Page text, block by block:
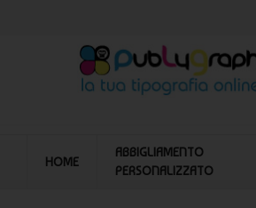
HOME
ABBIGLIAMENTO
PERSONALIZZATO